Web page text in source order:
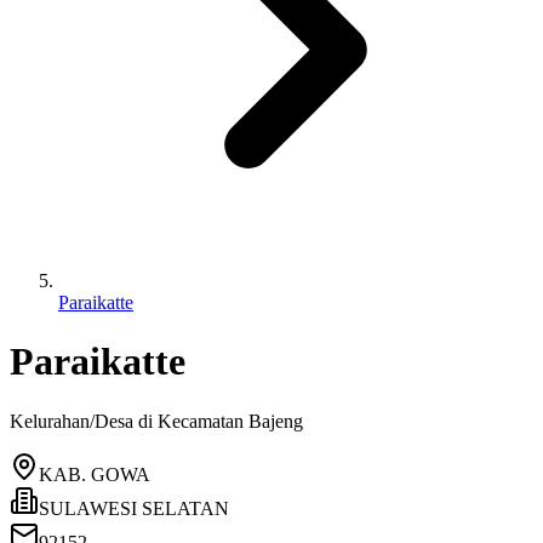
Paraikatte
Paraikatte
Kelurahan/Desa di Kecamatan Bajeng
KAB. GOWA
SULAWESI SELATAN